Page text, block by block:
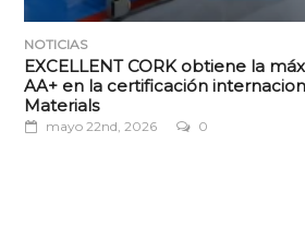
NOTICIAS
EXCELLENT CORK obtiene la
AA+ en la certificación
Materials
mayo 22nd, 2026 0